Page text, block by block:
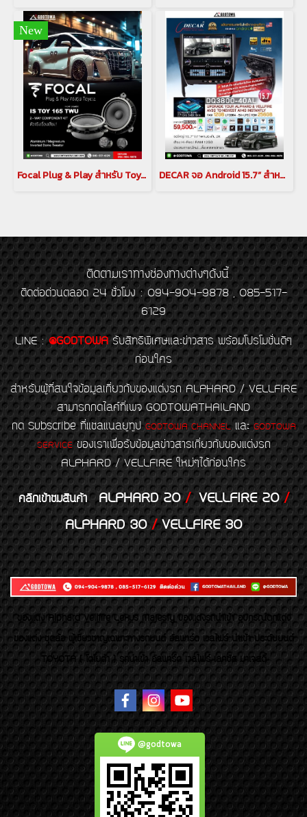
New
Focal Plug & Play สำหรับ Toyota Alphard / Vellfireชุดลำโพง IC TOY 165 (Coaxial)(copy)(copy) DECAR จอ Android 15.7” สำหรับ Alphard / Vellfire 30 Series พร้อมกล้อง 360 6 LEN
ติดตามเราทางช่องทางต่างๆดังนี้
ติดต่อด่วนตลอด 24 ชั่วโมง : 094-904-9878 , 085-517-
6129
LINE : @GODTOWA รับสิทธิพิเศษและข่าวสาร พร้อมโปรโมชั่นดีๆ
ก่อนใคร
สำหรับผู้ที่สนใจข้อมูลเกี่ยวกับของแต่งรถ ALPHARD / VELLFIRE
สามารถกดไลค์ที่เพจ GODTOWATHAILAND
กด Subscribe ที่แชลแนลยูทูป GODTOWA CHANNELและGODTOWA
SERVICEของเราเพื่อรับข้อมูลข่าวสารเกี่ยวกับของแต่งรถ
ALPHARD / VELLFIRE ใหม่ๆได้ก่อนใคร
คลิกเข้าชมสินค้า ALPHARD 20/VELLFIRE 20/
ALPHARD 30/VELLFIRE 30
ของเเต่ง Alphard Vellfire Lexus Majesty ของเเต่งรถนำเข้า อุปกรณ์ตกแต่ง
ของแต่ง ชุดล้อ ผู้เชี่ยวชาญเฉพาะทางรถยนต์ อัลพาร์ด เวลไฟร์ นำเข้า ประดับยนต์
TOYOTA ( โตโยต้า ) รถนำเข้า อัลพาร์ด เวลไฟร์ เลกซัส มาเจสตี้
@godtowa